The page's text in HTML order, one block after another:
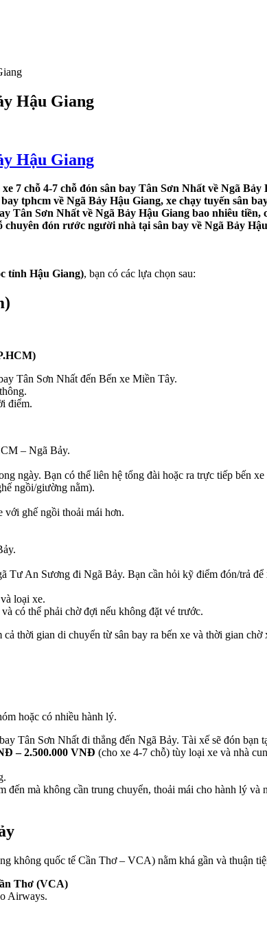
Hậu Giang
Hậu Giang
7 chỗ 4-7 chỗ đón sân bay Tân Sơn Nhất về Ngã
tphcm về Ngã Bảy Hậu Giang, xe chạy tuyến sân
Tân Sơn Nhất về Ngã Bảy Hậu Giang bao nhiêu
chuyên đón rước người nhà tại sân bay về Ngã Bảy
tỉnh Hậu Giang), bạn có các lựa chọn sau:
Tân Sơn Nhất đến Bến xe Miền Tây.
điểm.
– Ngã Bảy.
ngày. Bạn có thể liên hệ tổng đài hoặc ra trực tiếp bến xe
ngồi/giường nằm).
với ghế ngồi thoải mái hơn.
Tư An Sương đi Ngã Bảy. Bạn cần hỏi kỹ điểm đón/trả để
loại xe.
có thể phải chờ đợi nếu không đặt vé trước.
cả thời gian di chuyển từ sân bay ra bến xe và thời gian chờ
hoặc có nhiều hành lý.
Tân Sơn Nhất đi thẳng đến Ngã Bảy. Tài xế sẽ đón bạn
– 2.500.000 VNĐ (cho xe 4-7 chỗ) tùy loại xe và nhà
đến mà không cần trung chuyển, thoải mái cho hành lý và
không quốc tế Cần Thơ – VCA) nằm khá gần và thuận
Thơ (VCA)
Airways.